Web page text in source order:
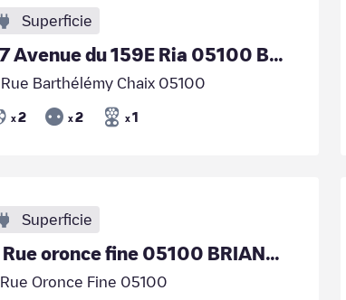
Superficie
37 Avenue du 159E Ria 05100 BRIANÇON
Barthélémy Chaix 05100
x 2 x 2 x 1
Superficie
2 Rue oronce fine 05100 BRIANÇON
Oronce Fine 05100